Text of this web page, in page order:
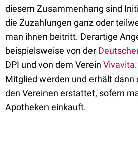
diesem Zusammenhang sind
die Zuzahlungen ganz oder
man ihnen beitritt. Derartige
beispielsweise von der
DPI und von dem Verein Vivavita
Mitglied werden und erhält dann
den Vereinen erstattet, sofern
Apotheken einkauft.